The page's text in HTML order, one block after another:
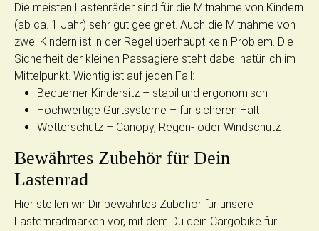
Die meisten Lastenräder sind für die Mitnahme von Kindern
(ab ca. 1 Jahr) sehr gut geeignet. Auch die Mitnahme von
zwei Kindern ist in der Regel überhaupt kein Problem. Die
Sicherheit der kleinen Passagiere steht dabei natürlich im
Mittelpunkt. Wichtig ist auf jeden Fall:
Bequemer Kindersitz – stabil und ergonomisch
Hochwertige Gurtsysteme – für sicheren Halt
Wetterschutz – Canopy, Regen- oder Windschutz
Bewährtes Zubehör für Dein
Lastenrad
Hier stellen wir Dir bewährtes Zubehör für unsere
Lasternradmarken vor, mit dem Du dein Cargobike für